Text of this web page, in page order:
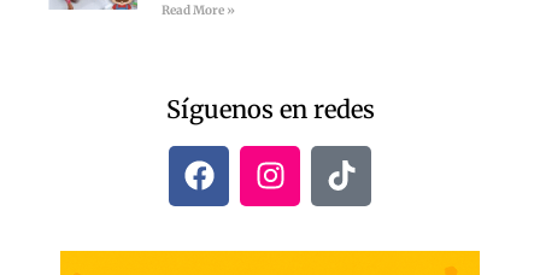
Read More »
Síguenos en redes